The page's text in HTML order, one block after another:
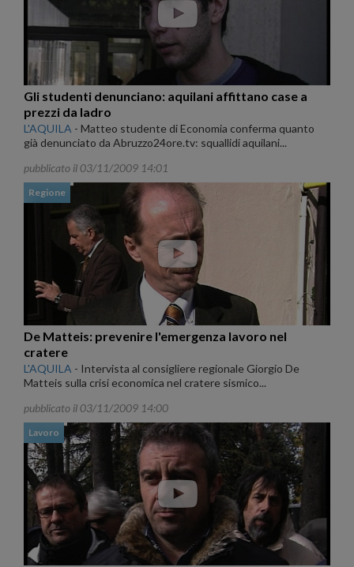
Gli studenti denunciano: aquilani affittano case a
prezzi da ladro
L'AQUILA - Matteo studente di Economia conferma quanto
già denunciato da Abruzzo24ore.tv: squallidi aquilani...
pubblicato il 03/11/2009 14:01
Regione
De Matteis: prevenire l'emergenza lavoro nel
cratere
L'AQUILA - Intervista al consigliere regionale Giorgio De
Matteis sulla crisi economica nel cratere sismico...
pubblicato il 03/11/2009 14:00
Lavoro